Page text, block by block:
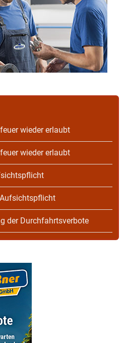
wieder erlaubt
wieder erlaubt
der Durchfahrtsverbote